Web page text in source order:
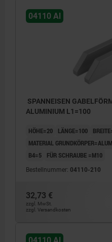
04110 Al
SPANNEISEN
ALUMINIUM L1=100
HÖHE=20 LÄNGE=100
MATERIAL
B4=5
FÜR SCHRAUBE =M10
Bestellnummer: 04110-210
32,73 €
zzgl. MwSt.
zzgl. Versandkosten